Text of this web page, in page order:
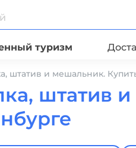
туризм
штатив и мешальник.
штатив